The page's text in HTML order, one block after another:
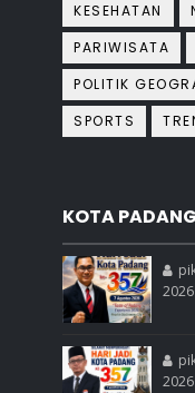
KESEHATAN
PARIWISATA
POLITIK
SPORTS
KOTA PADANG
2026
2026